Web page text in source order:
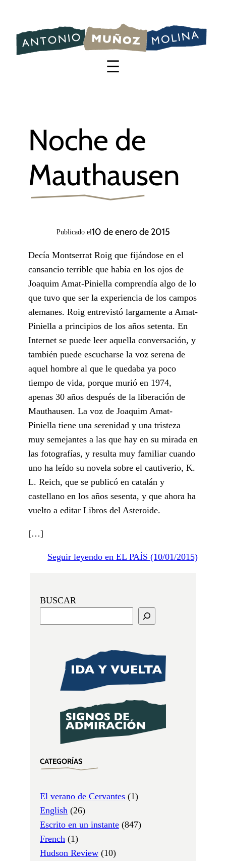
contenido
Noche de
Mauthausen
Publicado el10 de enero de 2015
Decía Montserrat Roig que fijándose en el
cansancio terrible que había en los ojos de
Joaquim Amat-Piniella comprendía algo de lo
que tuvo que ser la experiencia de los campos
alemanes. Roig entrevistó largamente a Amat-
Piniella a principios de los años setenta. En
Internet se puede leer aquella conversación, y
también puede escucharse la voz serena de
aquel hombre al que le quedaba ya poco
tiempo de vida, porque murió en 1974,
apenas 30 años después de la liberación de
Mauthausen. La voz de Joaquim Amat-
Piniella tiene una serenidad y una tristeza
muy semejantes a las que hay en su mirada en
las fotografías, y resulta muy familiar cuando
uno ha leído su novela sobre el cautiverio, K.
L. Reich, que se publicó en catalán y
castellano en los años sesenta, y que ahora ha
vuelto a editar Libros del Asteroide.
[…]
Seguir leyendo en EL PAÍS (10/01/2015)
BUSCAR
CATEGORÍAS
El verano de Cervantes (1)
English (26)
Escrito en un instante (847)
French (1)
Hudson Review (10)